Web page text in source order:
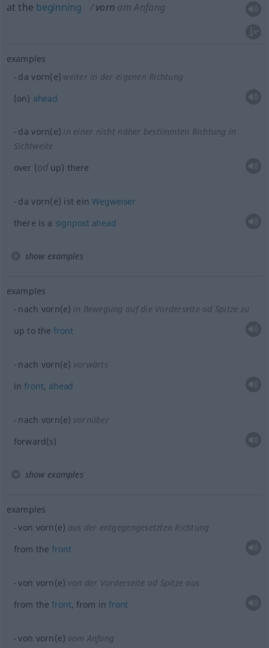
at the beginning vorn am Anfang
examples
da vorn(e) weiter in der eigenen Richtung
(on) ahead
da vorn(e) in einer nicht näher bestimmten Richtung in
Sichtweite
over (od up) there
da vorn(e) ist einWegweiser
there is a signpost ahead
show examples
examples
nach vorn(e) in Bewegung auf die Vorderseite od Spitze zu
up to thefront
nach vorn(e) vorwärts
infront, ahead
nach vorn(e) vornüber
forward(s)
show examples
examples
von vorn(e) aus der entgegengesetzten Richtung
from thefront
von vorn(e) von der Vorderseite od Spitze aus
from thefront, from in front
von vorn(e) vom Anfang